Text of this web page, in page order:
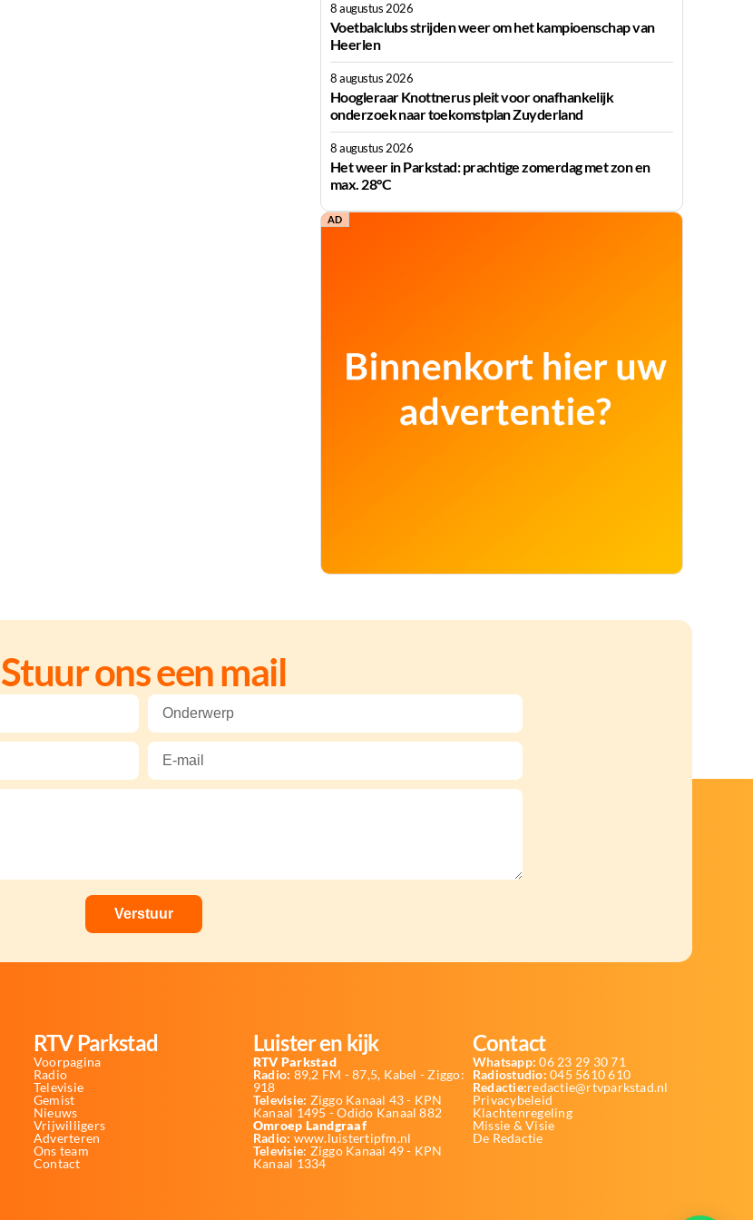
8 augustus 2026
Voetbalclubs strijden weer om het kampioenschap van
Heerlen
8 augustus 2026
Hoogleraar Knottnerus pleit voor onafhankelijk
onderzoek naar toekomstplan Zuyderland
8 augustus 2026
Het weer in Parkstad: prachtige zomerdag met zon en
max. 28°C
AD
Stuur ons een mail
RTV Parkstad
Voorpagina
Radio
Televisie
Gemist
Nieuws
Vrijwilligers
Adverteren
Ons team
Contact
Luister en kijk
RTV Parkstad
Radio: 89,2 FM - 87,5, Kabel - Ziggo:
918
Televisie: Ziggo Kanaal 43 - KPN
Kanaal 1495 - Odido Kanaal 882
Omroep Landgraaf
Radio: www.luistertipfm.nl
Televisie: Ziggo Kanaal 49 - KPN
Kanaal 1334
Contact
Whatsapp: 06 23 29 30 71
Radiostudio: 045 5610 610
Redactie:redactie@rtvparkstad.nl
Privacybeleid
Klachtenregeling
Missie & Visie
De Redactie